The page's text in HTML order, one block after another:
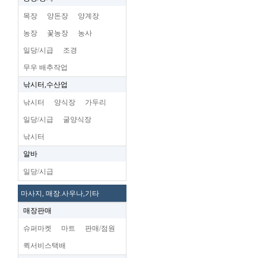
목장 양돈장 양계장
농장 꽃농장 농사
일당/시급 조경
무우 배추작업
낚시터,수산업
낚시터 양식장 가두리
일당/시급 굴양식장
낚시터
알바
일당/시급
마사지, 매장.사우나,기타
매장판매
슈퍼마켓 마트 판매/점원
퀵서비스택배